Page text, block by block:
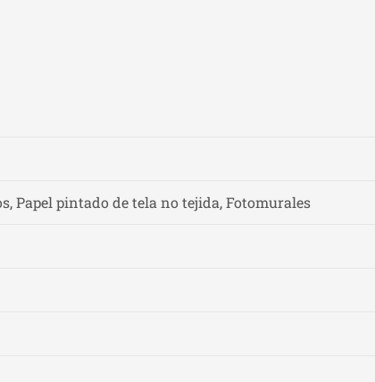
Papel pintado de tela no tejida, Fotomurales